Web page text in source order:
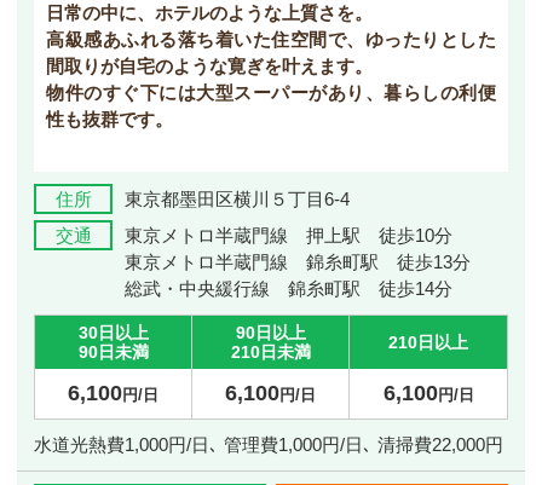
住所
東京都墨田区横川５丁目6-4
交通
東京メトロ半蔵門線 押上駅 徒歩10分
東京メトロ半蔵門線 錦糸町駅 徒歩13分
総武・中央緩行線 錦糸町駅 徒歩14分
30日以上
90日未満
90日以上
210日未満
210日以上
6,100円/日 6,100円/日 6,100円/日
水道光熱費1,000円/日､ 管理費1,000円/日､ 清掃費22,000円
日常の中に、ホテルのような上質さを。
高級感あふれる落ち着いた住空間で、ゆったりとした
間取りが自宅のような寛ぎを叶えます。
物件のすぐ下には大型スーパーがあり、暮らしの利便
性も抜群です。